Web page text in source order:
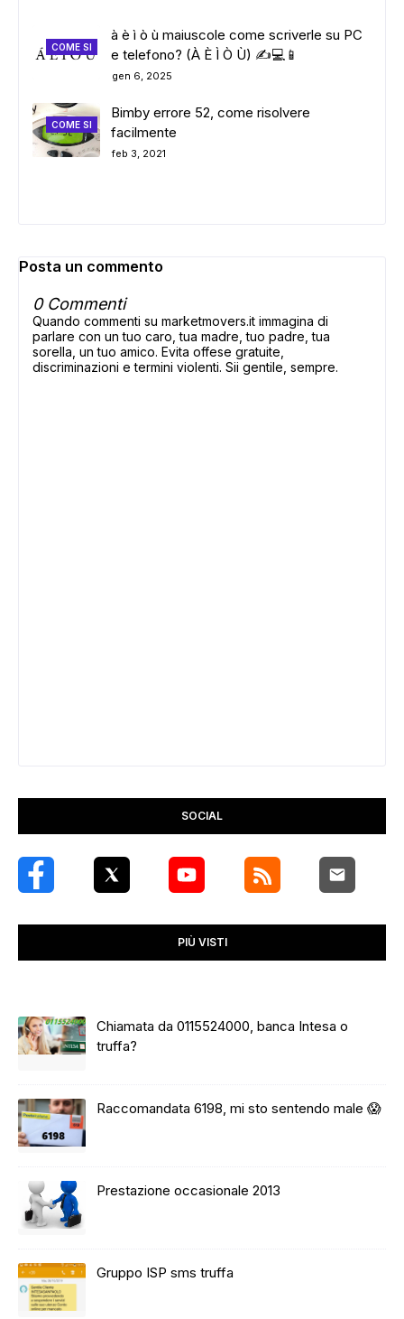
COME SI
à è ì ò ù maiuscole come scriverle su PC
e telefono? (À È Ì Ò Ù) ✍️💻📱
gen 6, 2025
COME SI
Bimby errore 52, come risolvere
facilmente
feb 3, 2021
Posta un commento
0 Commenti
Quando commenti su marketmovers.it immagina di
parlare con un tuo caro, tua madre, tuo padre, tua
sorella, un tuo amico. Evita offese gratuite,
discriminazioni e termini violenti. Sii gentile, sempre.
SOCIAL
PIÙ VISTI
Chiamata da 0115524000, banca Intesa o
truffa?
Raccomandata 6198, mi sto sentendo male 😱
Prestazione occasionale 2013
Gruppo ISP sms truffa